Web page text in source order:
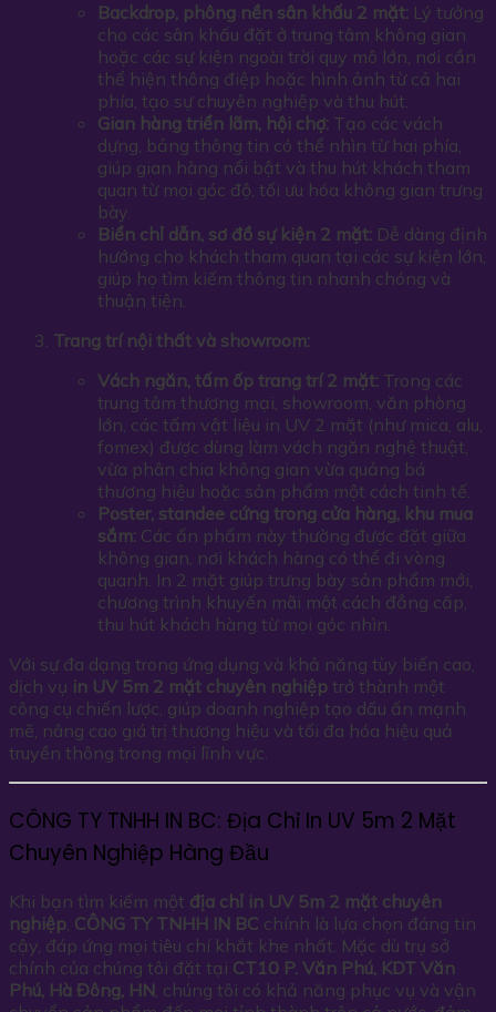
Backdrop, phông nền sân khấu 2 mặt: Lý tưởng
cho các sân khấu đặt ở trung tâm không gian
hoặc các sự kiện ngoài trời quy mô lớn, nơi cần
thể hiện thông điệp hoặc hình ảnh từ cả hai
phía, tạo sự chuyên nghiệp và thu hút.
Gian hàng triển lãm, hội chợ: Tạo các vách
dựng, bảng thông tin có thể nhìn từ hai phía,
giúp gian hàng nổi bật và thu hút khách tham
quan từ mọi góc độ, tối ưu hóa không gian trưng
bày.
Biển chỉ dẫn, sơ đồ sự kiện 2 mặt: Dễ dàng định
hướng cho khách tham quan tại các sự kiện lớn,
giúp họ tìm kiếm thông tin nhanh chóng và
thuận tiện.
Trang trí nội thất và showroom:
Vách ngăn, tấm ốp trang trí 2 mặt: Trong các
trung tâm thương mại, showroom, văn phòng
lớn, các tấm vật liệu in UV 2 mặt (như mica, alu,
fomex) được dùng làm vách ngăn nghệ thuật,
vừa phân chia không gian vừa quảng bá
thương hiệu hoặc sản phẩm một cách tinh tế.
Poster, standee cứng trong cửa hàng, khu mua
sắm: Các ấn phẩm này thường được đặt giữa
không gian, nơi khách hàng có thể đi vòng
quanh. In 2 mặt giúp trưng bày sản phẩm mới,
chương trình khuyến mãi một cách đẳng cấp,
thu hút khách hàng từ mọi góc nhìn.
Với sự đa dạng trong ứng dụng và khả năng tùy biến cao,
dịch vụ in UV 5m 2 mặt chuyên nghiệp trở thành một
công cụ chiến lược, giúp doanh nghiệp tạo dấu ấn mạnh
mẽ, nâng cao giá trị thương hiệu và tối đa hóa hiệu quả
truyền thông trong mọi lĩnh vực.
CÔNG TY TNHH IN BC: Địa Chỉ In UV 5m 2 Mặt
Chuyên Nghiệp Hàng Đầu
Khi bạn tìm kiếm một địa chỉ in UV 5m 2 mặt chuyên
nghiệp CÔNG TY TNHH IN BC chính là lựa chọn đáng tin
cậy, đáp ứng mọi tiêu chí khắt khe nhất. Mặc dù trụ sở
chính của chúng tôi đặt tại CT10 P. Văn Phú, KDT Văn
Phú, Hà Đông, HN , chúng tôi có khả năng phục vụ và vận